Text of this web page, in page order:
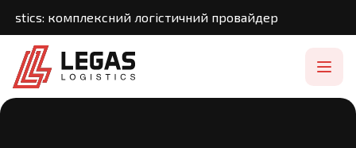
комплексний логістичний провайдер